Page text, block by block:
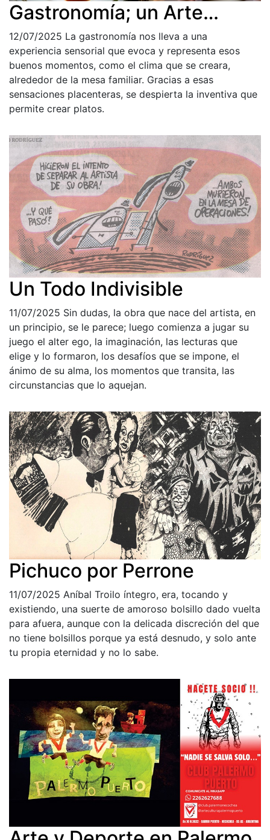
Gastronomía; un Arte…
12/07/2025 La gastronomía nos lleva a una
experiencia sensorial que evoca y representa esos
buenos momentos, como el clima que se creara,
alrededor de la mesa familiar. Gracias a esas
sensaciones placenteras, se despierta la inventiva que
permite crear platos.
Un Todo Indivisible
11/07/2025 Sin dudas, la obra que nace del artista, en
un principio, se le parece; luego comienza a jugar su
juego el alter ego, la imaginación, las lecturas que
elige y lo formaron, los desafíos que se impone, el
ánimo de su alma, los momentos que transita, las
circunstancias que lo aquejan.
Pichuco por Perrone
11/07/2025 Aníbal Troilo íntegro, era, tocando y
existiendo, una suerte de amoroso bolsillo dado vuelta
para afuera, aunque con la delicada discreción del que
no tiene bolsillos porque ya está desnudo, y solo ante
tu propia eternidad y no lo sabe.